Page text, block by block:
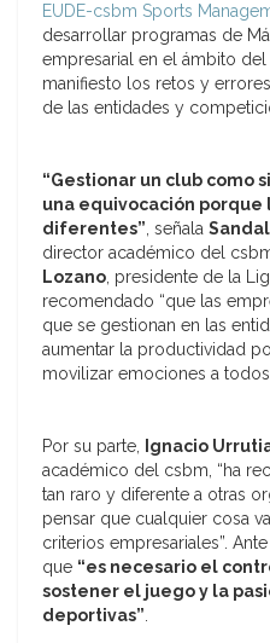
EUDE-csbm Sports
desarrollar programas de
empresarial en el ámbito
manifiesto los retos y
de las entidades y
“Gestionar un club como
una equivocación porque
diferentes”, señala
director académico del
Lozano, presidente de la
recomendado “que las
que se gestionan en las
aumentar la productividad
movilizar emociones a todos
Por su parte, Ignacio
académico del csbm, “ha
tan raro y diferente a otras
pensar que cualquier cosa
criterios empresariales”.
que “es necesario el
sostener el juego y la
deportivas”.